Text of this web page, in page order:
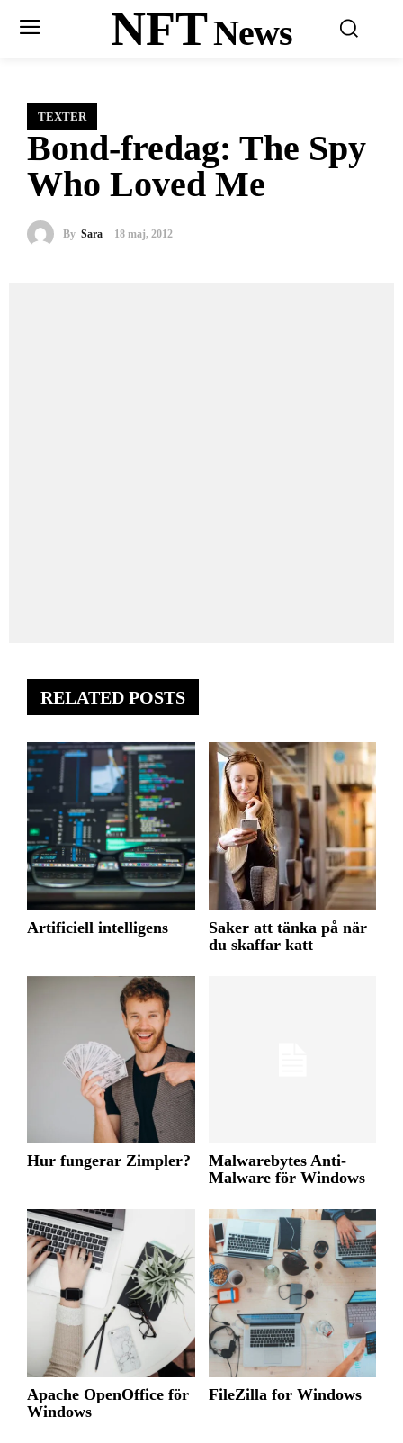
NFTNews
TEXTER
Bond-fredag: The Spy
Who Loved Me
By Sara 18 maj, 2012
RELATED POSTS
Artificiell intelligens
Saker att tänka på när
du skaffar katt
Hur fungerar Zimpler?
Malwarebytes Anti-
Malware för Windows
Apache OpenOffice för
Windows
FileZilla for Windows